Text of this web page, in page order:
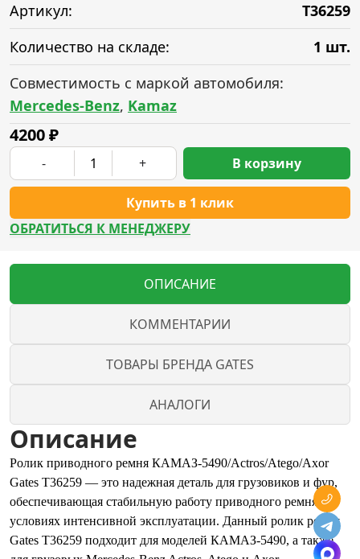
Артикул:
T36259
Количество на складе:
1 шт.
Совместимость с маркой автомобиля:
Mercedes-Benz, Kamaz
4200₽
- +
Купить в 1 клик
В корзину
ОБРАТИТЬСЯ К МЕНЕДЖЕРУ
ОПИСАНИЕ
КОММЕНТАРИИ
ТОВАРЫ БРЕНДА GATES
АНАЛОГИ
Описание
Ролик приводного ремня КАМАЗ-5490/Actros/Atego/Axor
Gates T36259 — это надежная деталь для грузовиков и фур,
обеспечивающая стабильную работу приводного ремня в
условиях интенсивной эксплуатации. Данный ролик ремня
Gates T36259 подходит для моделей КАМАЗ-5490, а также